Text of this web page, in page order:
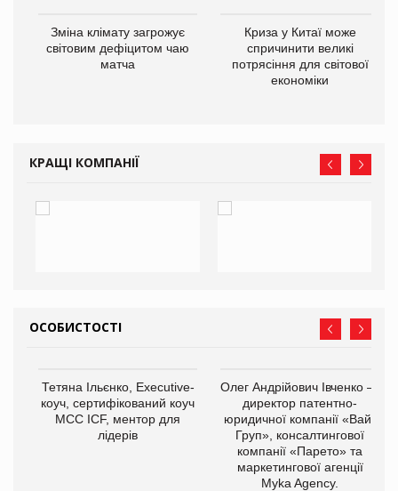
Зміна клімату загрожує
світовим дефіцитом чаю
матча
Криза у Китаї може
спричинити великі
потрясіння для світової
економіки
КРАЩІ КОМПАНІЇ
ОСОБИСТОСТІ
Тетяна Ільєнко, Executive-
коуч, сертифікований коуч
МСС ICF, ментор для
лідерів
Олег Андрійович Івченко —
директор патентно-
юридичної компанії «Вайз
Груп», консалтингової
компанії «Парето» та
маркетингової агенції
Myka Agency.